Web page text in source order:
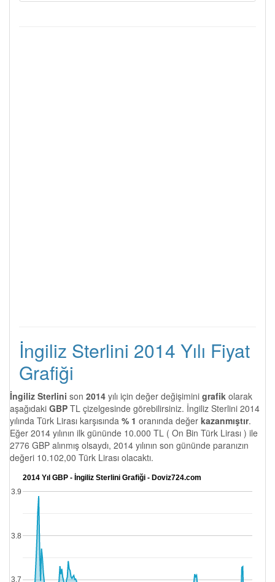
İngiliz Sterlini 2014 Yılı Fiyat
Grafiği
İngiliz Sterlini son 2014 yılı için değer değişimini grafik olarak
aşağıdaki GBP TL çizelgesinde görebilirsiniz. İngiliz Sterlini 2014
yılında Türk Lirası karşısında % 1 oranında değer kazanmıştır.
Eğer 2014 yılının ilk gününde 10.000 TL ( On Bin Türk Lirası ) ile
2776 GBP alınmış olsaydı, 2014 yılının son gününde paranızın
değeri 10.102,00 Türk Lirası olacaktı.
2014 Yıl GBP - İngiliz Sterlini Grafiği - Doviz724.com
3.7
3.8
3.9